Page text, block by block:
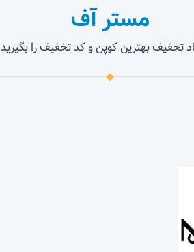
مستر آف
تخفیف بهترین کوپن و کد تخفیف را بگیرید